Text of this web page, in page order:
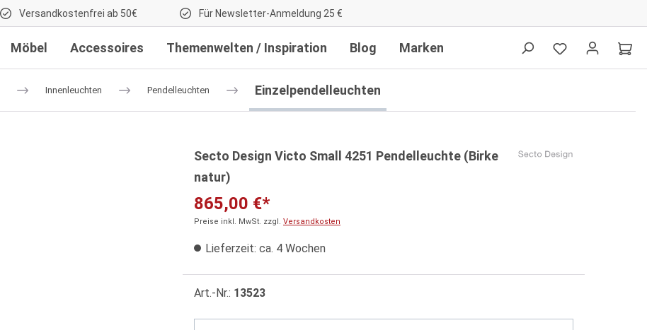
Versandkostenfrei ab 50€ Für Newsletter-Anmeldung 25 €
Möbel Accessoires Themenwelten / Inspiration Blog Marken
Innenleuchten Pendelleuchten Einzelpendelleuchten
Secto Design Victo Small 4251 Pendelleuchte (Birke
natur)
865,00 €*
Preise inkl. MwSt. zzgl. Versandkosten
Lieferzeit: ca. 4 Wochen
Art.-Nr.: 13523